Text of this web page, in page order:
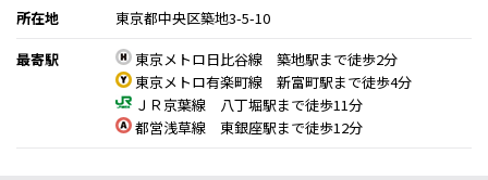
所在地
東京都中央区築地3-5-10
最寄駅
東京メトロ日比谷線 築地駅まで徒歩2分
東京メトロ有楽町線 新富町駅まで徒歩4分
ＪＲ京葉線 八丁堀駅まで徒歩11分
都営浅草線 東銀座駅まで徒歩12分